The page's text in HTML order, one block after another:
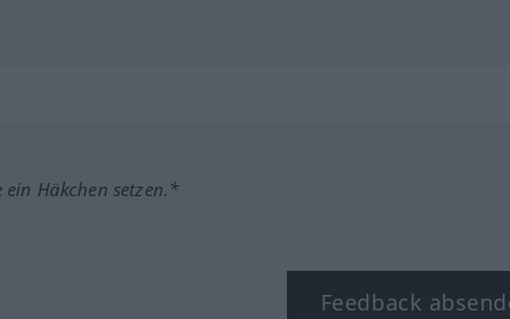
ein Häkchen setzen.*
Feedback